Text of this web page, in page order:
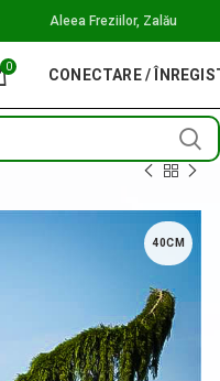
Aleea Freziilor, Zalău
0 CONECTARE /
40CM